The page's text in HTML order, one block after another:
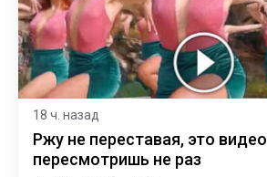
18 ч. назад
Ржу не переставая, это видео
пересмотришь не раз